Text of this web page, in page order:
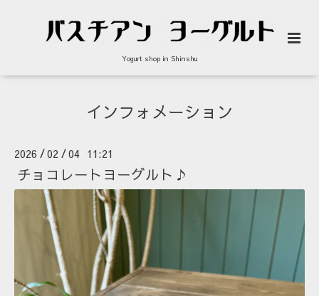
Yogurt shop in Shinshu
インフォメーション
2026 /02 /04 11:21
チョコレートヨーグルト♪